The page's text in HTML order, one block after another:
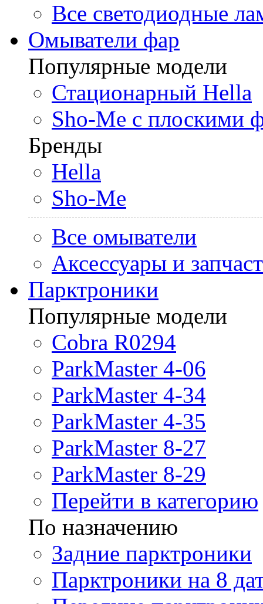
Все светодиодные
Омыватели фар
Популярные модели
Стационарный Hella
Sho-Me с плоскими
Бренды
Hella
Sho-Me
Все омыватели
Аксессуары и
Парктроники
Популярные модели
Cobra R0294
ParkMaster 4-06
ParkMaster 4-34
ParkMaster 4-35
ParkMaster 8-27
ParkMaster 8-29
Перейти в категорию
По назначению
Задние парктроники
Парктроники на 8